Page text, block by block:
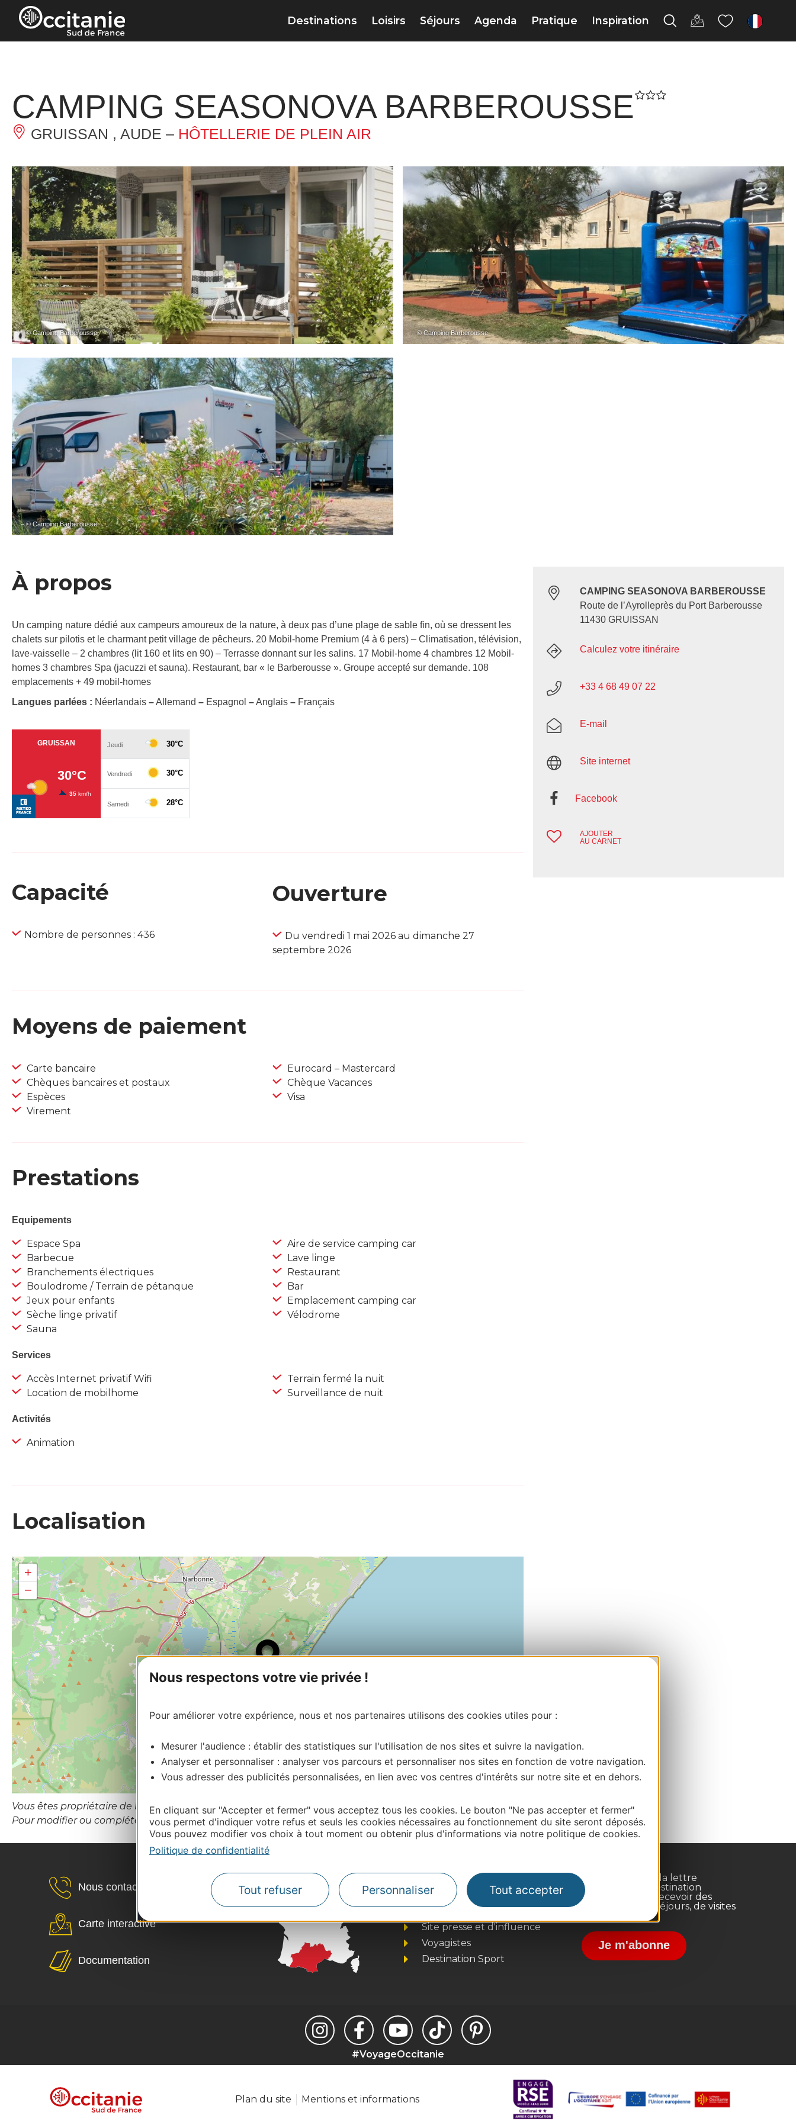
Panneau de gestion des cookies
Nous respectons votre vie privée !
Pour améliorer votre expérience, nous et nos partenaires utilisons des cookies utiles pour :
Mesurer l'audience : établir des statistiques sur l'utilisation de nos sites et suivre la navigation.
Analyser et personnaliser : analyser vos parcours et personnaliser nos sites en fonction de votre navigation.
Vous adresser des publicités personnalisées, en lien avec vos centres d'intérêts sur notre site et en dehors.
En cliquant sur "Accepter et fermer" vous acceptez tous les cookies. Le bouton "Ne pas accepter et fermer"
vous permet d'indiquer votre refus et seuls les cookies nécessaires au fonctionnement du site seront déposés.
Vous pouvez modifier vos choix à tout moment ou obtenir plus d'informations via notre politique de cookies.
Politique de confidentialité
Tout refuser Personnaliser Tout accepter
Destinations Loisirs Séjours Agenda Pratique Inspiration fr
CAMPING SEASONOVA BARBEROUSSE
GRUISSAN , AUDE – HÔTELLERIE DE PLEIN AIR
– © Camping Barberousse – © Camping Barberousse
– © Camping Barberousse
À propos
Un camping nature dédié aux campeurs amoureux de la nature, à deux pas d’une plage de sable fin, où se dressent les
chalets sur pilotis et le charmant petit village de pêcheurs. 20 Mobil-home Premium (4 à 6 pers) – Climatisation, télévision,
lave-vaisselle – 2 chambres (lit 160 et lits en 90) – Terrasse donnant sur les salins. 17 Mobil-home 4 chambres 12 Mobil-
homes 3 chambres Spa (jacuzzi et sauna). Restaurant, bar « le Barberousse ». Groupe accepté sur demande. 108
emplacements + 49 mobil-homes
Langues parlées : Néerlandais –Allemand – Espagnol –Anglais – Français
Capacité
Nombre de personnes : 436
Ouverture
Du vendredi 1 mai 2026 au dimanche 27
septembre 2026
Moyens de paiement
Carte bancaire
Chèques bancaires et postaux
Espèces
Virement
Eurocard – Mastercard
Chèque Vacances
Visa
Prestations
Equipements
Espace Spa
Barbecue
Branchements électriques
Boulodrome / Terrain de pétanque
Jeux pour enfants
Sèche linge privatif
Sauna
Aire de service camping car
Lave linge
Restaurant
Bar
Emplacement camping car
Vélodrome
Services
Accès Internet privatif Wifi
Location de mobilhome
Terrain fermé la nuit
Surveillance de nuit
Activités
Animation
Localisation
+
−
Vous êtes propriétaire de l’établissement ou le gestionnaire de cette activité?
Pour modifier ou compléter cette fiche, merci de contacter Aude Tourisme
CAMPING SEASONOVA BARBEROUSSE
Route de l’Ayrolleprès du Port Barberousse
11430 GRUISSAN
Calculez votre itinéraire
+33 4 68 49 07 22
E-mail
Site internet
Facebook
AJOUTER
AU CARNET
Nous contacter
Carte interactive
Documentation
Thermalisme
Business/Mice
Site presse et d'influence
Voyagistes
Destination Sport
Inscrivez-vous à la lettre
d'information Destination
Occitanie pour recevoir des
suggestions de séjours, de visites
Je m'abonne
#VoyageOccitanie
Plan du site Mentions et informations